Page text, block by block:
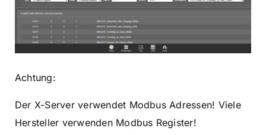
Achtung:
Der X-Server verwendet Modbus Adressen! Viele
Hersteller verwenden Modbus Register!